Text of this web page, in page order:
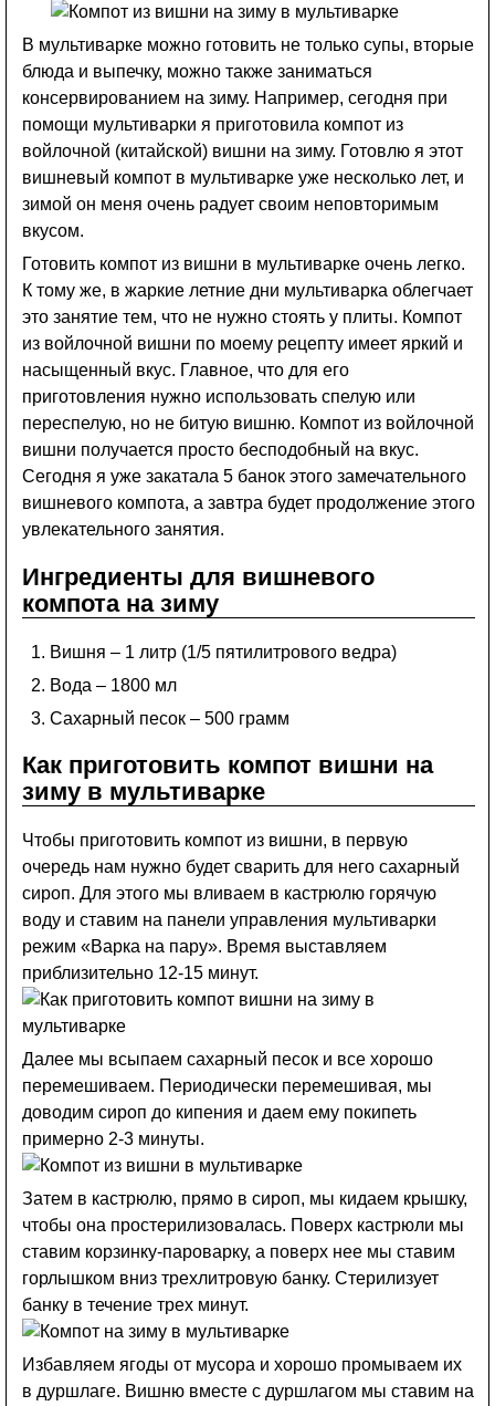
В мультиварке можно готовить не только супы, вторые
блюда и выпечку, можно также заниматься
консервированием на зиму. Например, сегодня при
помощи мультиварки я приготовила компот из
войлочной (китайской) вишни на зиму. Готовлю я этот
вишневый компот в мультиварке уже несколько лет, и
зимой он меня очень радует своим неповторимым
вкусом.
Готовить компот из вишни в мультиварке очень легко.
К тому же, в жаркие летние дни мультиварка облегчает
это занятие тем, что не нужно стоять у плиты. Компот
из войлочной вишни по моему рецепту имеет яркий и
насыщенный вкус. Главное, что для его
приготовления нужно использовать спелую или
переспелую, но не битую вишню. Компот из войлочной
вишни получается просто бесподобный на вкус.
Сегодня я уже закатала 5 банок этого замечательного
вишневого компота, а завтра будет продолжение этого
увлекательного занятия.
Ингредиенты для вишневого
компота на зиму
Вишня – 1 литр (1/5 пятилитрового ведра)
Вода – 1800 мл
Сахарный песок – 500 грамм
Как приготовить компот вишни на
зиму в мультиварке
Чтобы приготовить компот из вишни, в первую
очередь нам нужно будет сварить для него сахарный
сироп. Для этого мы вливаем в кастрюлю горячую
воду и ставим на панели управления мультиварки
режим «Варка на пару». Время выставляем
приблизительно 12-15 минут.
Далее мы всыпаем сахарный песок и все хорошо
перемешиваем. Периодически перемешивая, мы
доводим сироп до кипения и даем ему покипеть
примерно 2-3 минуты.
Затем в кастрюлю, прямо в сироп, мы кидаем крышку,
чтобы она простерилизовалась. Поверх кастрюли мы
ставим корзинку-пароварку, а поверх нее мы ставим
горлышком вниз трехлитровую банку. Стерилизует
банку в течение трех минут.
Избавляем ягоды от мусора и хорошо промываем их
в дуршлаге. Вишню вместе с дуршлагом мы ставим на